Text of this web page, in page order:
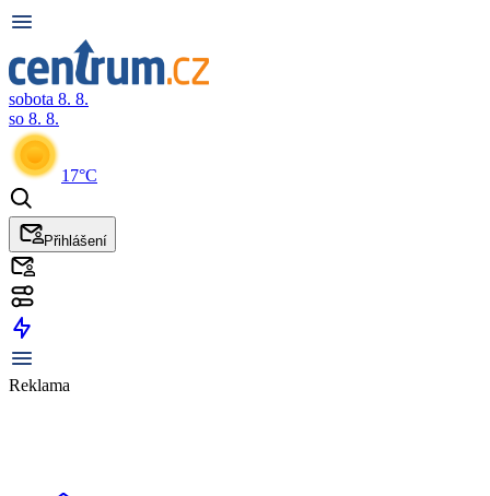
sobota 8. 8.
so 8. 8.
17°C
Přihlášení
Reklama